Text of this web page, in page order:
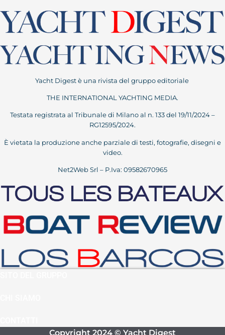
Yacht Digest è una rivista del gruppo editoriale
THE INTERNATIONAL YACHTING MEDIA.
Testata registrata al Tribunale di Milano al n. 133 del 19/11/2024 –
RG12595/2024.
È vietata la produzione anche parziale di testi, fotografie, disegni e
video.
Net2Web Srl – P.Iva: 09582670965
Copyright 2024 © Yacht Digest